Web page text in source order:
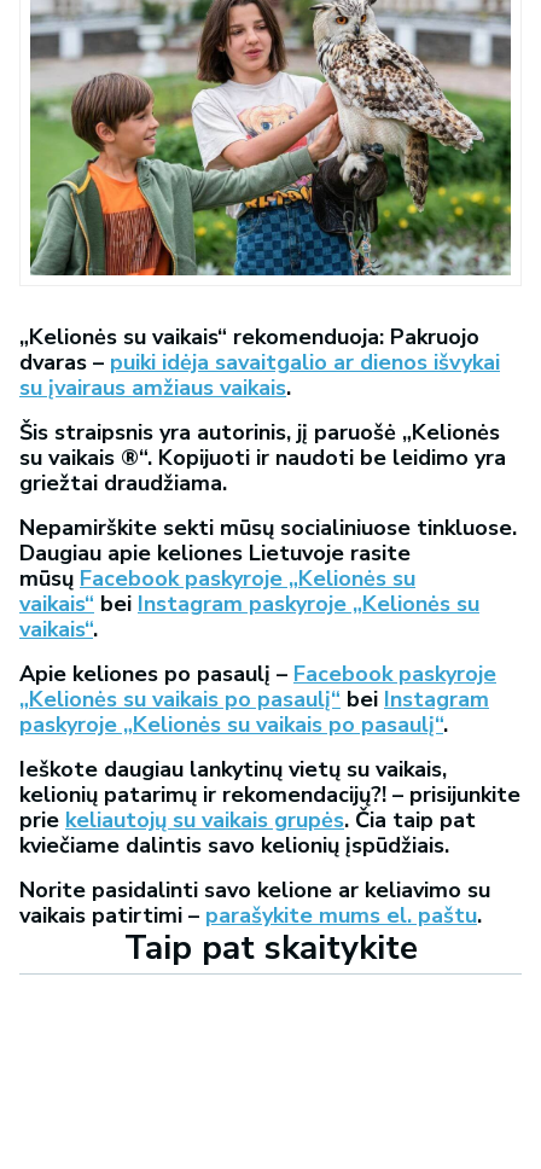
„Kelionės su vaikais“ rekomenduoja: Pakruojo
dvaras – puiki idėja savaitgalio ar dienos išvykai
su įvairaus amžiaus vaikais.
Šis straipsnis yra autorinis, jį paruošė „Kelionės
su vaikais ®“. Kopijuoti ir naudoti be leidimo yra
griežtai draudžiama.
Nepamirškite sekti mūsų socialiniuose tinkluose.
Daugiau apie keliones Lietuvoje rasite
mūsų Facebook paskyroje „Kelionės su
vaikais“ bei Instagram paskyroje „Kelionės su
vaikais“.
Apie keliones po pasaulį – Facebook paskyroje
„Kelionės su vaikais po pasaulį“ bei Instagram
paskyroje „Kelionės su vaikais po pasaulį“.
Ieškote daugiau lankytinų vietų su vaikais,
kelionių patarimų ir rekomendacijų?! – prisijunkite
prie keliautojų su vaikais grupės. Čia taip pat
kviečiame dalintis savo kelionių įspūdžiais.
Norite pasidalinti savo kelione ar keliavimo su
vaikais patirtimi – parašykite mums el. paštu.
Taip pat skaitykite